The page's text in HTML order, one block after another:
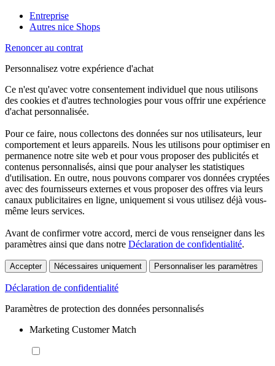
Entreprise
Autres nice Shops
Renoncer au contrat
Personnalisez votre expérience d'achat
Ce n'est qu'avec votre consentement individuel que nous utilisons
des cookies et d'autres technologies pour vous offrir une expérience
d'achat personnalisée.
Pour ce faire, nous collectons des données sur nos utilisateurs, leur
comportement et leurs appareils. Nous les utilisons pour optimiser en
permanence notre site web et pour vous proposer des publicités et
contenus personnalisés, ainsi que pour analyser les statistiques
d'utilisation. En outre, nous pouvons comparer vos données cryptées
avec des fournisseurs externes et vous proposer des offres via leurs
canaux publicitaires en ligne, uniquement si vous utilisez déjà vous-
même leurs services.
Avant de confirmer votre accord, merci de vous renseigner dans les
paramètres ainsi que dans notre Déclaration de confidentialité.
Accepter Nécessaires uniquement Personnaliser les paramètres
Déclaration de confidentialité
Paramètres de protection des données personnalisés
Marketing Customer Match